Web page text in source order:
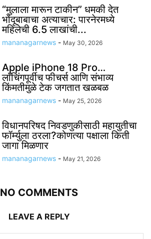
“मुलाला मारून टाकीन” धमकी देत
भोंदूबाबाचा अत्याचार: पारनेरमध्ये
महिलेची 6.5 लाखांची...
mananagarnews - May 30, 2026
Apple iPhone 18 Pro…
लाँचिंगपूर्वीच फीचर्स आणि संभाव्य
किंमतीमुळे टेक जगतात खळबळ
mananagarnews - May 25, 2026
विधानपरिषद निवडणुकीसाठी महायुतीचा
फॉर्म्युला ठरला?कोणत्या पक्षाला किती
जागा मिळणार
mananagarnews - May 21, 2026
NO COMMENTS
LEAVE A REPLY